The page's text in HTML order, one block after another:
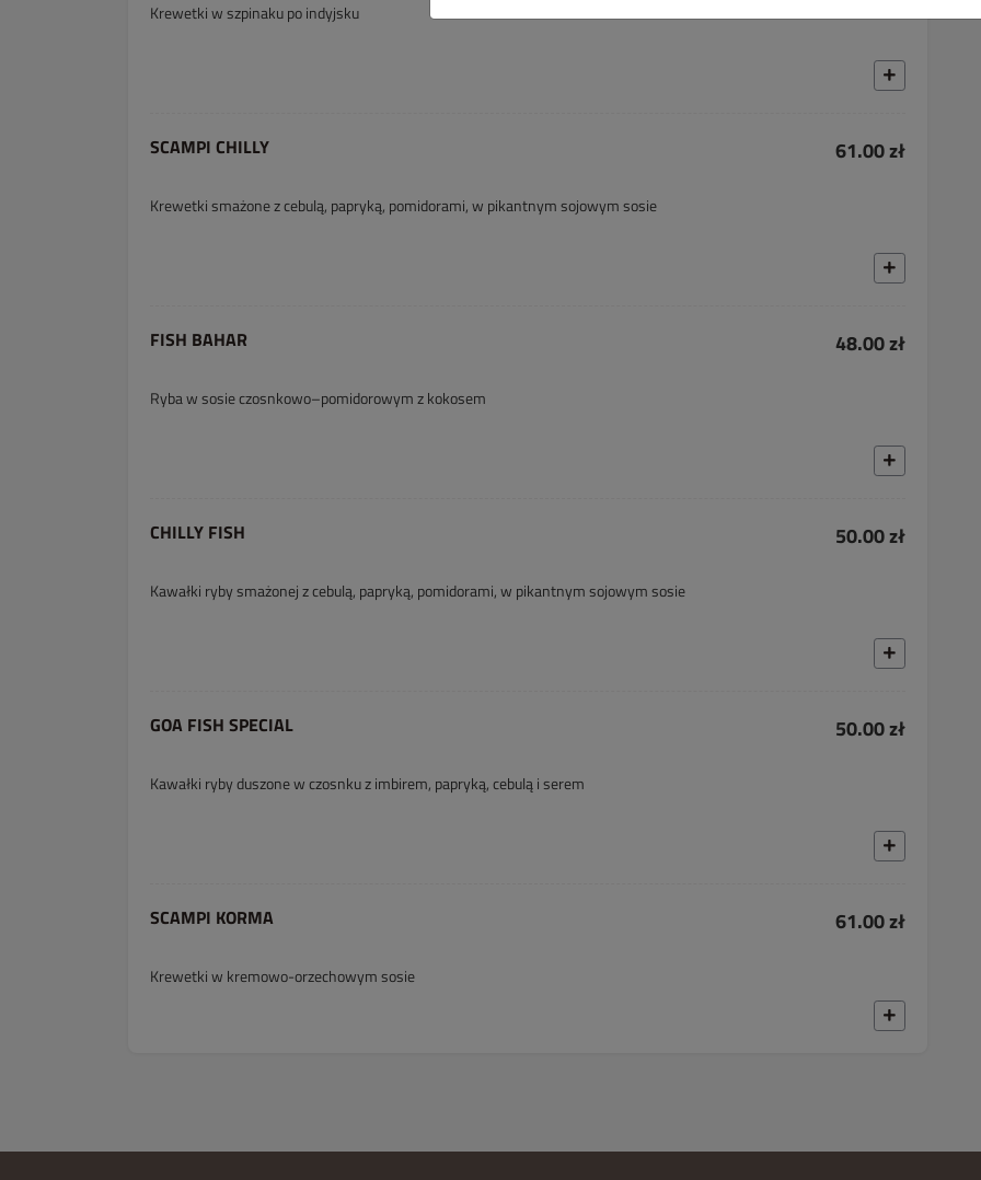
Krewetki w szpinaku po indyjsku
SCAMPI CHILLY 61.00 zł
Krewetki smażone z cebulą, papryką, pomidorami, w pikantnym sojowym sosie
FISH BAHAR 48.00 zł
Ryba w sosie czosnkowo–pomidorowym z kokosem
CHILLY FISH 50.00 zł
Kawałki ryby smażonej z cebulą, papryką, pomidorami, w pikantnym sojowym sosie
GOA FISH SPECIAL 50.00 zł
Kawałki ryby duszone w czosnku z imbirem, papryką, cebulą i serem
SCAMPI KORMA 61.00 zł
Krewetki w kremowo-orzechowym sosie